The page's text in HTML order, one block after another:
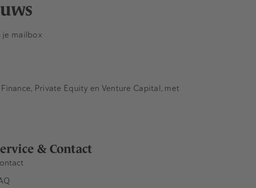
je mailbox
& Contact
Private Equity en Venture Capital, met